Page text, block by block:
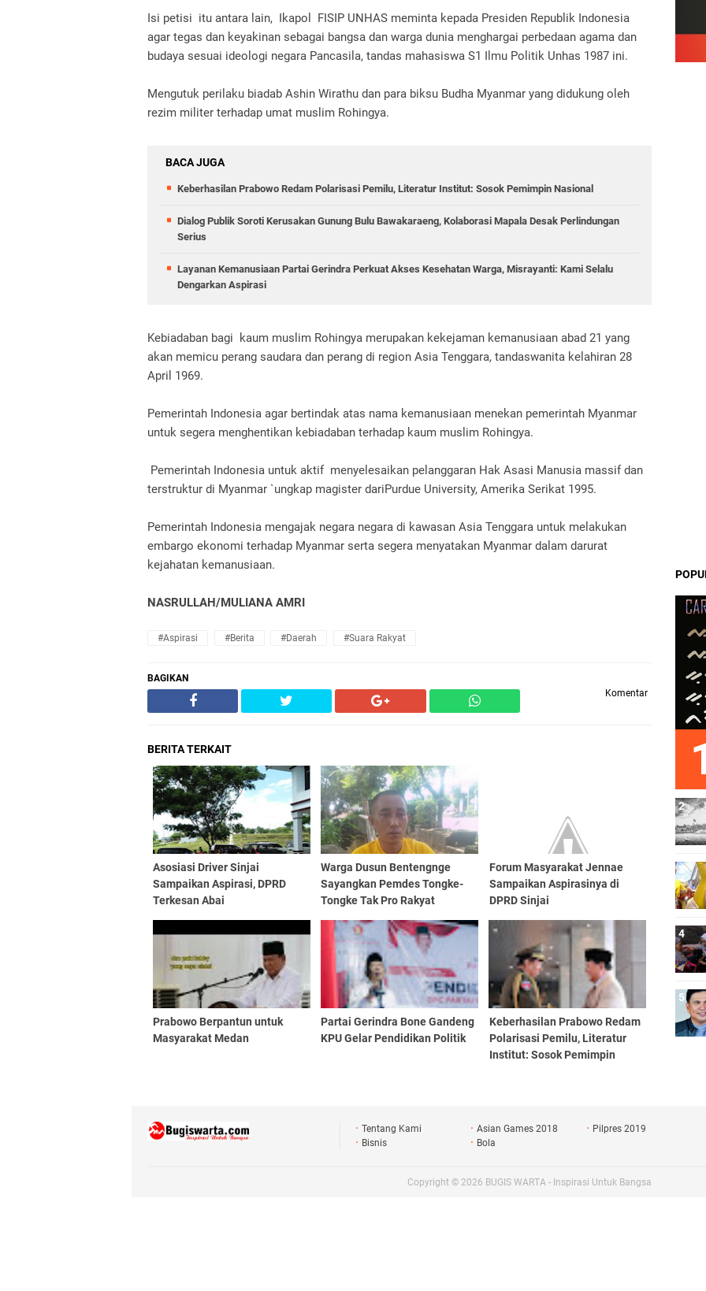
Isi petisi itu antara lain, Ikapol FISIP UNHAS meminta kepada Presiden Republik Indonesia
agar tegas dan keyakinan sebagai bangsa dan warga dunia menghargai perbedaan agama dan
budaya sesuai ideologi negara Pancasila, tandas mahasiswa S1 Ilmu Politik Unhas 1987 ini.
Mengutuk perilaku biadab Ashin Wirathu dan para biksu Budha Myanmar yang didukung oleh
rezim militer terhadap umat muslim Rohingya.
BACA JUGA
Keberhasilan Prabowo Redam Polarisasi Pemilu, Literatur Institut: Sosok Pemimpin Nasional
Dialog Publik Soroti Kerusakan Gunung Bulu Bawakaraeng, Kolaborasi Mapala Desak Perlindungan
Serius
Layanan Kemanusiaan Partai Gerindra Perkuat Akses Kesehatan Warga, Misrayanti: Kami Selalu
Dengarkan Aspirasi
Kebiadaban bagi kaum muslim Rohingya merupakan kekejaman kemanusiaan abad 21 yang
akan memicu perang saudara dan perang di region Asia Tenggara, tandaswanita kelahiran 28
April 1969.
Pemerintah Indonesia agar bertindak atas nama kemanusiaan menekan pemerintah Myanmar
untuk segera menghentikan kebiadaban terhadap kaum muslim Rohingya.
Pemerintah Indonesia untuk aktif menyelesaikan pelanggaran Hak Asasi Manusia massif dan
terstruktur di Myanmar `ungkap magister dariPurdue University, Amerika Serikat 1995.
Pemerintah Indonesia mengajak negara negara di kawasan Asia Tenggara untuk melakukan
embargo ekonomi terhadap Myanmar serta segera menyatakan Myanmar dalam darurat
kejahatan kemanusiaan.
NASRULLAH/MULIANA AMRI
#Aspirasi #Berita #Daerah #Suara Rakyat
BAGIKAN
Komentar
BERITA TERKAIT
Asosiasi Driver Sinjai
Sampaikan Aspirasi, DPRD
Terkesan Abai
Warga Dusun Bentengnge
Sayangkan Pemdes Tongke-
Tongke Tak Pro Rakyat
Forum Masyarakat Jennae
Sampaikan Aspirasinya di
DPRD Sinjai
Prabowo Berpantun untuk
Masyarakat Medan
Partai Gerindra Bone Gandeng
KPU Gelar Pendidikan Politik
Keberhasilan Prabowo Redam
Polarisasi Pemilu, Literatur
Institut: Sosok Pemimpin
Tentang Kami Asian Games 2018
Pilpres 2019
Bisnis
Bola
Copyright © 2026 BUGIS WARTA - Inspirasi Untuk Bangsa